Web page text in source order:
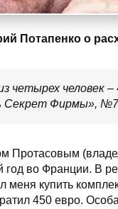
Потапенко о
четырех человек –
Фирмы», №7
Протасовым
во Франции. В
меня купить
450 евро.